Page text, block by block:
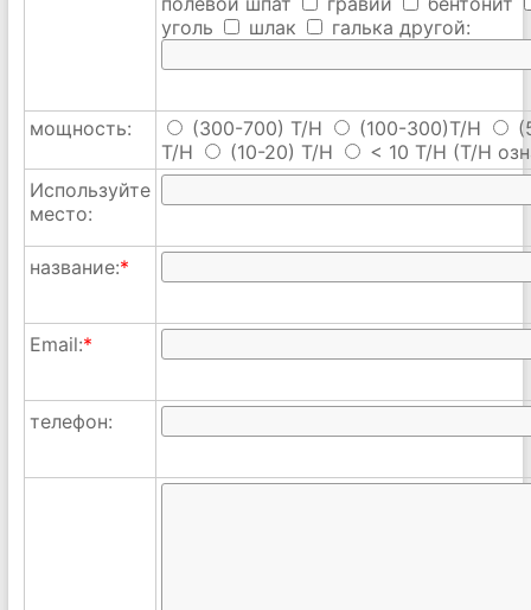
уголь
шлак галька другой:
мощность: (300-700) T/H (100-300)T/H
T/H
(10-20) T/H < 10 T/H (T/H
Используйте
место:
название:*
Email:*
телефон: